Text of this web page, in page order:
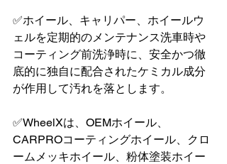
✅ホイール、キャリパー、ホイールウ
ェルを定期的のメンテナンス洗車時や
コーティング前洗浄時に、安全かつ徹
底的に独自に配合されたケミカル成分
が作用して汚れを落とします。
✅WheelXは、OEMホイール、
CARPROコーティングホイール、クロ
ームメッキホイール、粉体塗装ホイー